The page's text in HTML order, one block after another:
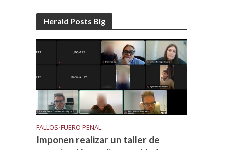
Herald Posts Big
FALLOS•FUERO PENAL
Imponen realizar un taller de